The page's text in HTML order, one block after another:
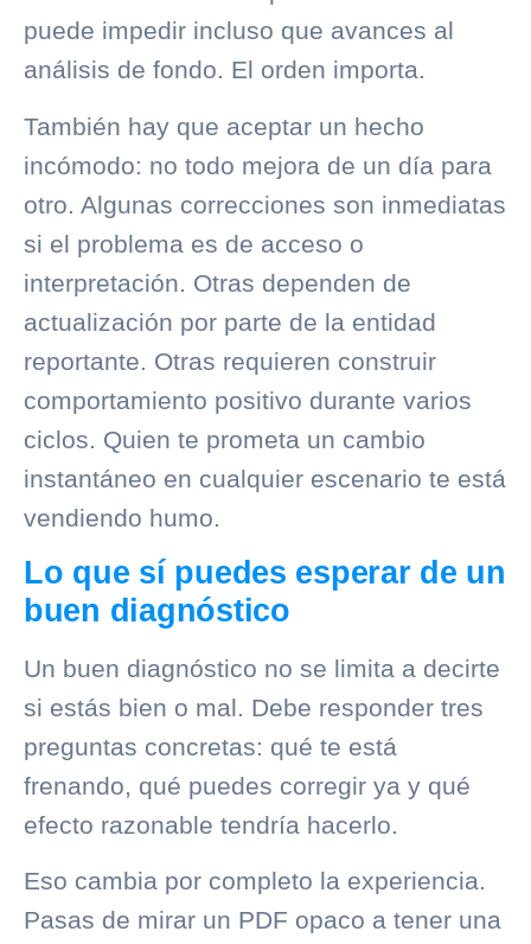
puede impedir incluso que avances al
análisis de fondo. El orden importa.
También hay que aceptar un hecho
incómodo: no todo mejora de un día para
otro. Algunas correcciones son inmediatas
si el problema es de acceso o
interpretación. Otras dependen de
actualización por parte de la entidad
reportante. Otras requieren construir
comportamiento positivo durante varios
ciclos. Quien te prometa un cambio
instantáneo en cualquier escenario te está
vendiendo humo.
Lo que sí puedes esperar de un
buen diagnóstico
Un buen diagnóstico no se limita a decirte
si estás bien o mal. Debe responder tres
preguntas concretas: qué te está
frenando, qué puedes corregir ya y qué
efecto razonable tendría hacerlo.
Eso cambia por completo la experiencia.
Pasas de mirar un PDF opaco a tener una